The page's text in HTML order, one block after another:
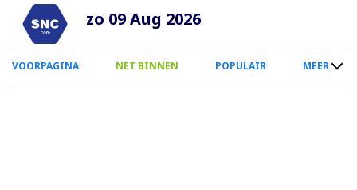
Overslaan
naar
inhoud
zo 09 Aug 2026
0
Smartphone
VOORPAGINA NET BINNEN POPULAIR MEER